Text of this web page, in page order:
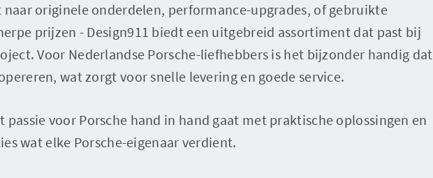
naar originele onderdelen, performance-upgrades, of gebruikte
prijzen - Design911 biedt een uitgebreid assortiment dat past bij
Voor Nederlandse Porsche-liefhebbers is het bijzonder handig dat
wat zorgt voor snelle levering en goede service.
passie voor Porsche hand in hand gaat met praktische oplossingen en
wat elke Porsche-eigenaar verdient.